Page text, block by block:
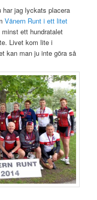
har jag lyckats placera
Vänern Runt i ett litet
ett hundratalet
Livet kom lite i
kan man ju inte göra så